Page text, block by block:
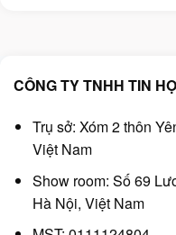
CÔNG TY TNHH TIN
Trụ sở: Xóm 2 thôn
Việt Nam
Show room: Số 69
Hà Nội, Việt Nam